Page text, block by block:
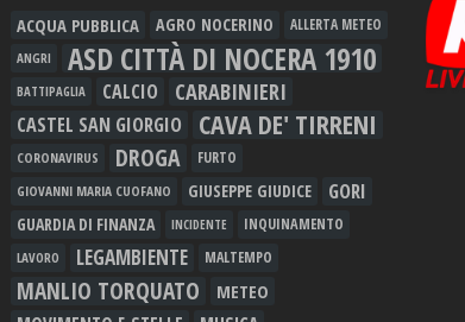
ACQUA PUBBLICA AGRO NOCERINO
ALLERTA METEO
ANGRI
ASD CITTÀ DI NOCERA 1910
BATTIPAGLIA CALCIO CARABINIERI
CASTEL SAN GIORGIO CAVA DE' TIRRENI
CORONAVIRUS DROGA FURTO
GIOVANNI MARIA CUOFANO GIUSEPPE GIUDICE GORI
GUARDIA DI FINANZA INCIDENTE INQUINAMENTO
LAVORO LEGAMBIENTE MALTEMPO
MANLIO TORQUATO METEO